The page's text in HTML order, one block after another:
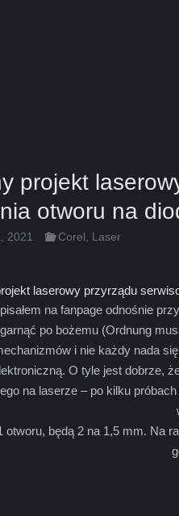
projekt
otworu na
2021 Corel , Laser
laserowy przyrządu
na fanpage odnośnie
po bożemu (Ordnung
i nie każdy nada
O tyle jest dobrze,
na laserze – po kilku
otworu, będą 2 na 1,5 mm. Na